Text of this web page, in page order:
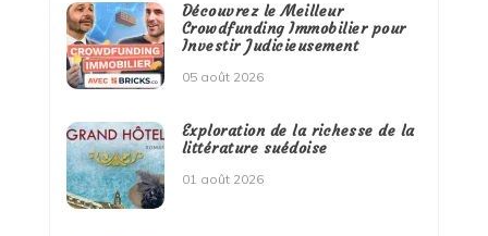
Découvrez le Meilleur
Crowdfunding Immobilier pour
Investir Judicieusement
05 août 2026
Exploration de la richesse de la
littérature suédoise
01 août 2026